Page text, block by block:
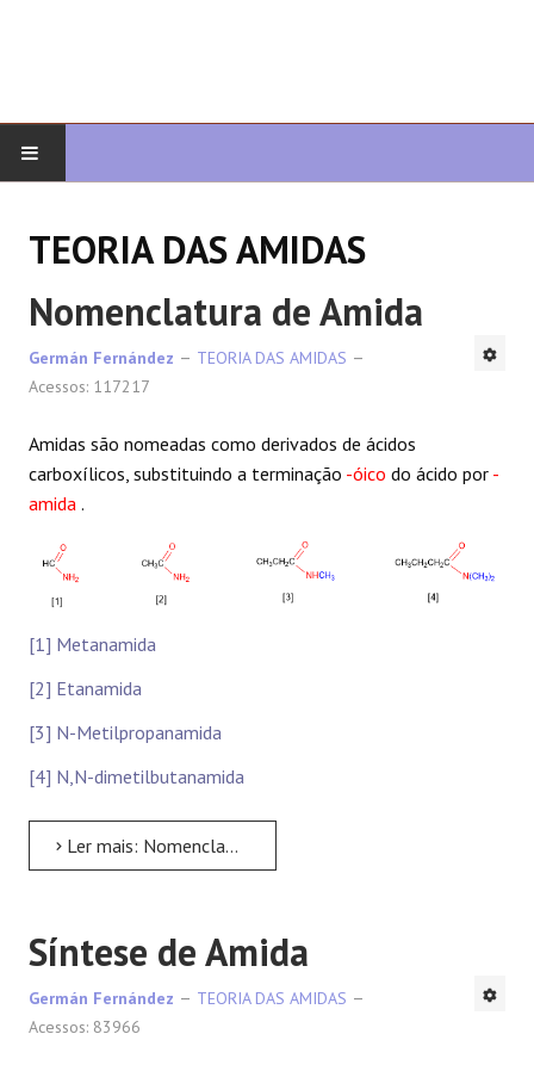
QUIMICA ORGANICA
ORGÂNICO AVANÇADO
HETEROCICLOS
SÍNTESE
ESPECTROSCOPIA
REAÇÕES
TEORIA DAS AMIDAS
Nomenclatura de Amida
Germán Fernández
TEORIA DAS AMIDAS
Acessos: 117217
Amidas são nomeadas como derivados de ácidos
carboxílicos, substituindo a terminação -óico do ácido por -
amida .
[1] Metanamida
[2] Etanamida
[3] N-Metilpropanamida
[4] N,N-dimetilbutanamida
Ler mais: Nomenclatura de Amida
Síntese de Amida
Germán Fernández
TEORIA DAS AMIDAS
Acessos: 83966